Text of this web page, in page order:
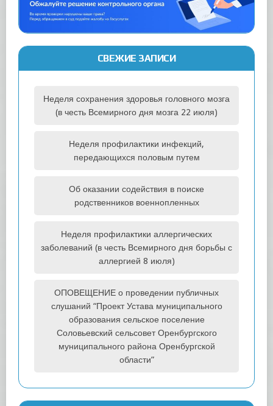
СВЕЖИЕ ЗАПИСИ
Неделя сохранения здоровья головного мозга
(в честь Всемирного дня мозга 22 июля)
Неделя профилактики инфекций,
передающихся половым путем
Об оказании содействия в поиске
родственников военнопленных
Неделя профилактики аллергических
заболеваний (в честь Всемирного дня борьбы с
аллергией 8 июля)
ОПОВЕЩЕНИЕ о проведении публичных
слушаний “Проект Устава муниципального
образования сельское поселение
Соловьевский сельсовет Оренбургского
муниципального района Оренбургской
области”